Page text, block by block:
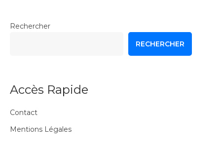
Rechercher
RECHERCHER
Accès Rapide
Contact
Mentions Légales